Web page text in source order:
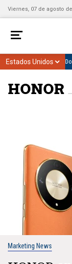
Viernes, 07 de agosto
HONOR
Marketing News